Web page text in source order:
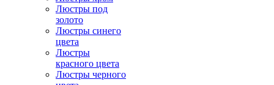
Люстры под
золото
Люстры синего
цвета
Люстры
красного цвета
Люстры черного